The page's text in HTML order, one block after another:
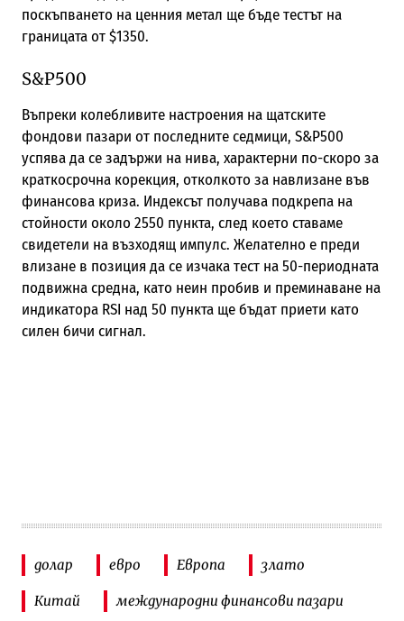
поскъпването на ценния метал ще бъде тестът на
границата от $1350.
S&P500
Въпреки колебливите настроения на щатските
фондови пазари от последните седмици, S&P500
успява да се задържи на нива, характерни по-скоро за
краткосрочна корекция, отколкото за навлизане във
финансова криза. Индексът получава подкрепа на
стойности около 2550 пункта, след което ставаме
свидетели на възходящ импулс. Желателно е преди
влизане в позиция да се изчака тест на 50-периодната
подвижна средна, като неин пробив и преминаване на
индикатора RSI над 50 пункта ще бъдат приети като
силен бичи сигнал.
долар евро Европа злато
Китай международни финансови пазари